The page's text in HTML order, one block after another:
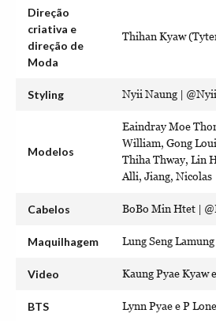
Direção
criativa e
direção de
Moda
Thihan Kyaw
Styling Nyii Naung |
Modelos
Eaindray Moe
William, Gong
Thiha Thway, Lin
Alli, Jiang, Nicolas
Cabelos BoBo Min Htet |
Maquilhagem Lung Seng
Video Kaung Pyae Kyaw
BTS Lynn Pyae e P Lone